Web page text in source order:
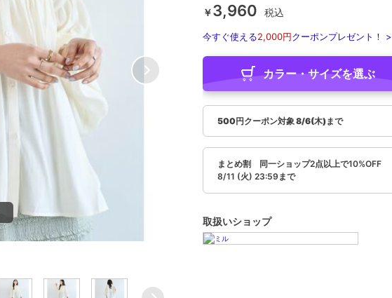
￥3,960 税込
今すぐ使える2,000円クーポンプレゼント！ >
カラー・サイズを選ぶ
500円クーポン対象 8/6(木)まで
まとめ割 同一ショップ2点以上で10%OFF
8/11 (火) 23:59まで
取扱いショップ